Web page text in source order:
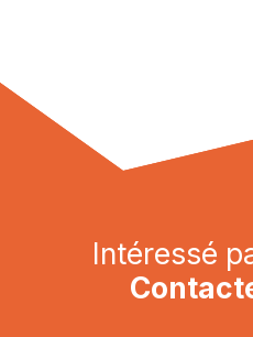
Intéressé